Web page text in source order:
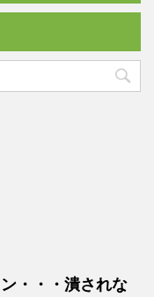
・・・潰されな